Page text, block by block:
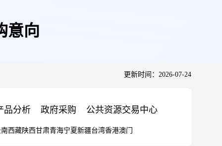
意向
更新时间：2026-07-24
品分析 政府采购 公共资源交易中心
西藏陕西甘肃青海宁夏新疆台湾香港澳门